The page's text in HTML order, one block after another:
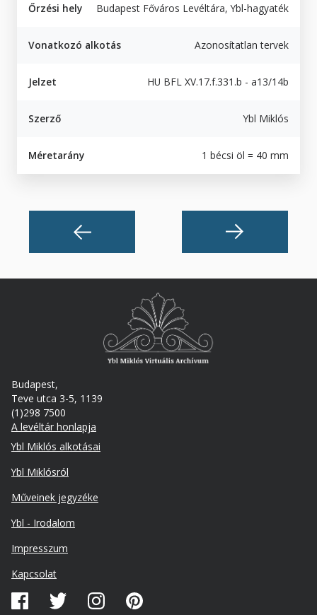
Őrzési hely Budapest Főváros Levéltára, Ybl-hagyaték
Vonatkozó alkotás Azonosítatlan tervek
Jelzet HU BFL XV.17.f.331.b - a13/14b
Szerző Ybl Miklós
Méretarány 1 bécsi öl = 40 mm
Budapest,
Teve utca 3-5, 1139
(1)298 7500
A levéltár honlapja
Footer
Ybl Miklós alkotásai
Ybl Miklósról
Műveinek jegyzéke
Ybl - Irodalom
Lábléc
másodlagos
Impresszum
Kapcsolat
Közösségi
média